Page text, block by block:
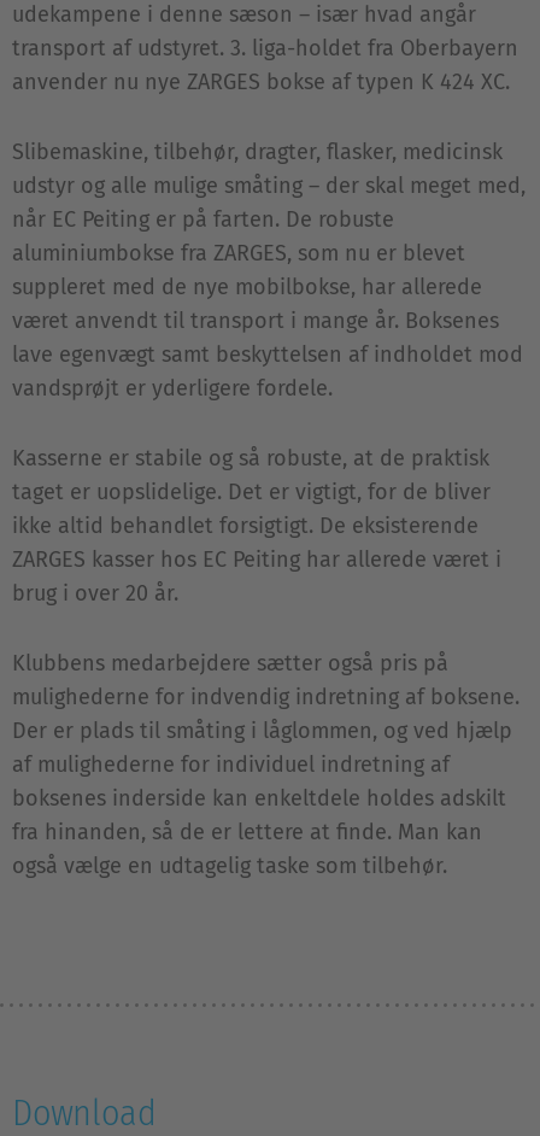
udekampene i denne sæson – især hvad angår
transport af udstyret. 3. liga-holdet fra Oberbayern
anvender nu nye ZARGES bokse af typen K 424 XC.
Slibemaskine, tilbehør, dragter, flasker, medicinsk
udstyr og alle mulige småting – der skal meget med,
når EC Peiting er på farten. De robuste
aluminiumbokse fra ZARGES, som nu er blevet
suppleret med de nye mobilbokse, har allerede
været anvendt til transport i mange år. Boksenes
lave egenvægt samt beskyttelsen af indholdet mod
vandsprøjt er yderligere fordele.
Kasserne er stabile og så robuste, at de praktisk
taget er uopslidelige. Det er vigtigt, for de bliver
ikke altid behandlet forsigtigt. De eksisterende
ZARGES kasser hos EC Peiting har allerede været i
brug i over 20 år.
Klubbens medarbejdere sætter også pris på
mulighederne for indvendig indretning af boksene.
Der er plads til småting i låglommen, og ved hjælp
af mulighederne for individuel indretning af
boksenes inderside kan enkeltdele holdes adskilt
fra hinanden, så de er lettere at finde. Man kan
også vælge en udtagelig taske som tilbehør.
Download